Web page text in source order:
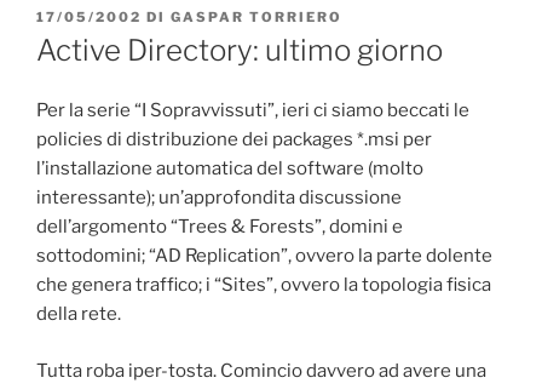
PUBBLICATO
IL
17/05/2002 DI GASPAR TORRIERO
Active Directory: ultimo giorno
Per la serie “I Sopravvissuti”, ieri ci siamo beccati le
policies di distribuzione dei packages *.msi per
l’installazione automatica del software (molto
interessante); un’approfondita discussione
dell’argomento “Trees & Forests”, domini e
sottodomini; “AD Replication”, ovvero la parte dolente
che genera traffico; i “Sites”, ovvero la topologia fisica
della rete.
Tutta roba iper-tosta. Comincio davvero ad avere una